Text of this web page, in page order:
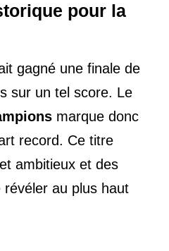
pour la
gagné une finale de
sur un tel score. Le
marque donc
record. Ce titre
ambitieux et des
au plus haut